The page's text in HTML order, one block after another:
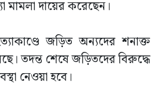
মামলা দায়ের করেছেন।
জড়িত অন্যদের শনাক্ত
তদন্ত শেষে জড়িতদের বিরুদ্ধে
নেওয়া হবে।